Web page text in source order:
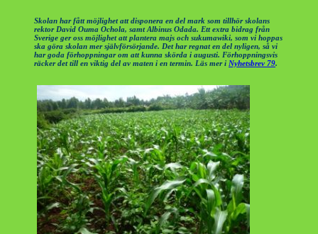
Skolan har fått möjlighet att disponera en del mark som tillhör skolans
rektor David Ouma Ochola, samt Albinus Odada. Ett extra bidrag från
Sverige ger oss möjlighet att plantera majs och sukumawiki, som vi hoppas
ska göra skolan mer självförsörjande. Det har regnat en del nyligen, så vi
har goda förhoppningar om att kunna skörda i augusti. Förhoppningsvis
räcker det till en viktig del av maten i en termin. Läs mer i Nyhetsbrev 79.